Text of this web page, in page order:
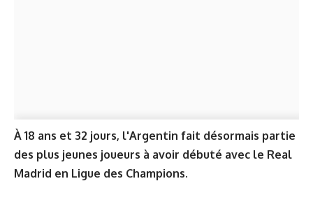
À 18 ans et 32 jours, l'Argentin fait désormais partie
des plus jeunes joueurs à avoir débuté avec le Real
Madrid en Ligue des Champions.